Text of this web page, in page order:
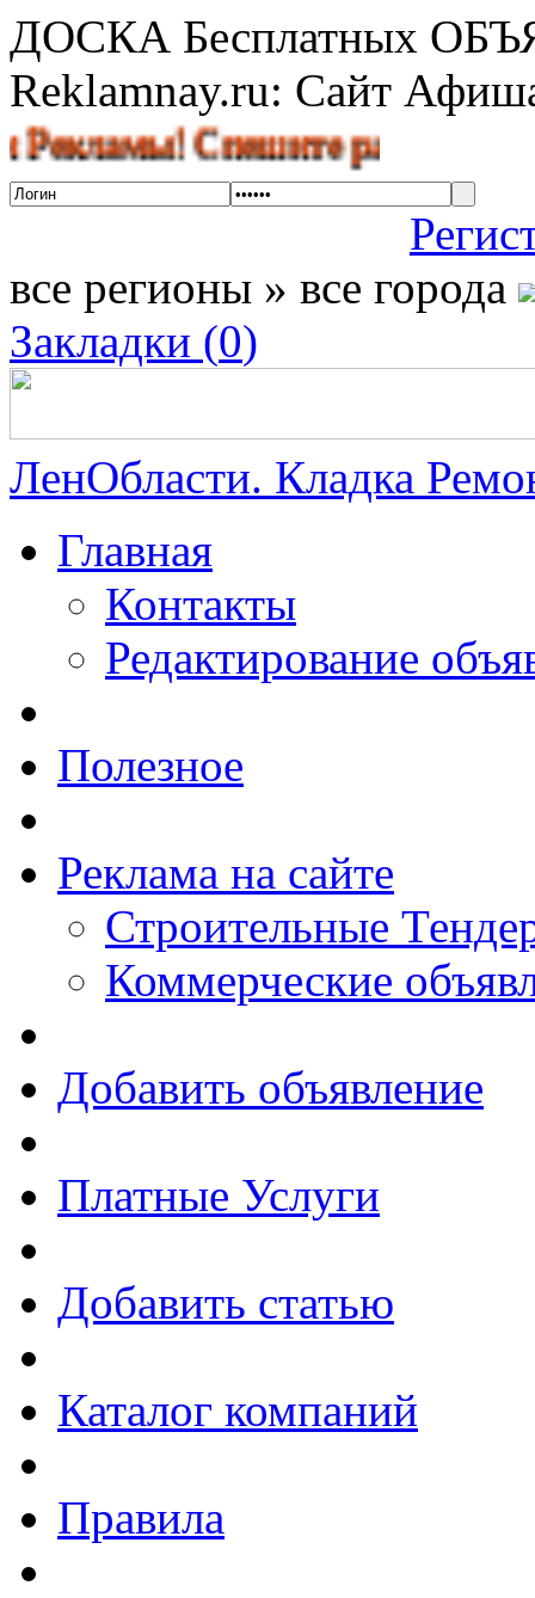
ДОСКА Бесплатных
Reklamnay.ru: Сайт
Спешите разместить
все регионы » все города
Закладки (0)
ЛенОбласти. Кладка
Главная
Контакты
Редактирование
Полезное
Реклама на сайте
Строительные
Коммерческие
Добавить объявление
Платные Услуги
Добавить статью
Каталог компаний
Правила